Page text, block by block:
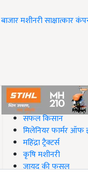
बाजारमशीनरीसाक्षात्कार
#Top on Krishi Jagran
सफल किसान
मिलेनियर फार्मर ऑफ
महिंद्रा ट्रैक्टर्स
कृषि मशीनरी
जायद की फसल